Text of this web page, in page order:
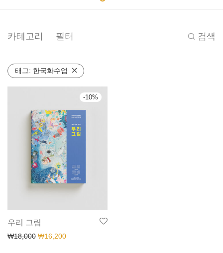
카테고리 필터 검색
태그: 한국화수업
-10%
우리 그림
₩18,000 ₩16,200